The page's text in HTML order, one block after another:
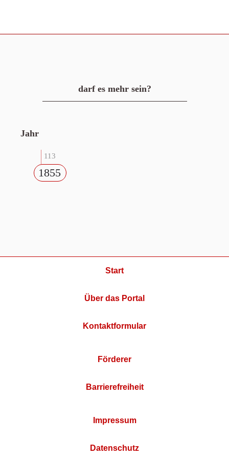
darf es mehr sein?
Jahr
113
1855
Start
Über das Portal
Kontaktformular
Förderer
Barrierefreiheit
Impressum
Datenschutz